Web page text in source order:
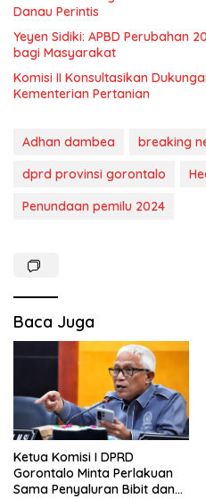
Danau Perintis
Yeyen Sidiki: APBD Perubahan
bagi Masyarakat
Komisi II Konsultasikan
Kementerian Pertanian
Adhan dambea
breaking
dprd provinsi gorontalo
Penundaan pemilu 2024
Baca Juga
Ketua Komisi I DPRD
Gorontalo Minta Perlakuan
Sama Penyaluran Bibit dan